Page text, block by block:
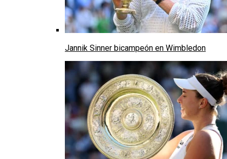
Jannik Sinner bicampeón en Wimbledon